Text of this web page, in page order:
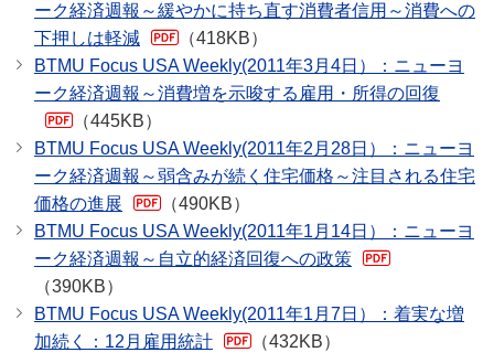
ーク経済週報～緩やかに持ち直す消費者信用～消費への
下押しは軽減
（418KB）
BTMU Focus USA Weekly(2011年3月4日）：ニューヨ
ーク経済週報～消費増を示唆する雇用・所得の回復
（445KB）
BTMU Focus USA Weekly(2011年2月28日）：ニューヨ
ーク経済週報～弱含みが続く住宅価格～注目される住宅
価格の進展
（490KB）
BTMU Focus USA Weekly(2011年1月14日）：ニューヨ
ーク経済週報～自立的経済回復への政策
（390KB）
BTMU Focus USA Weekly(2011年1月7日）：着実な増
加続く：12月雇用統計
（432KB）